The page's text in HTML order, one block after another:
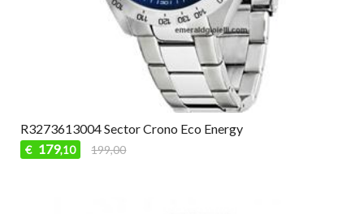
R3273613004 Sector Crono Eco Energy
€ 179,10 199,00